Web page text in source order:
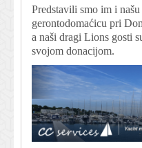
Predstavili smo im i
gerontodomaćicu pri
a naši dragi Lions gosti
svojom donacijom.